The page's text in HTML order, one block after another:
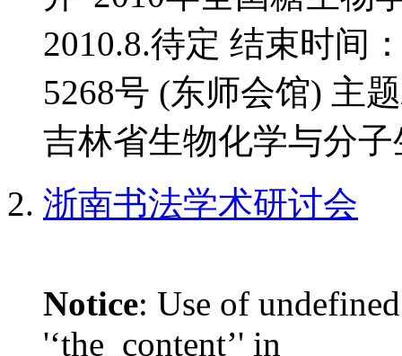
2010.8.待定 结束时间
5268号 (东师会馆) 主
吉林省生物化学与分
浙南书法学术研讨会
Notice: Use of
'‘the_content’' in